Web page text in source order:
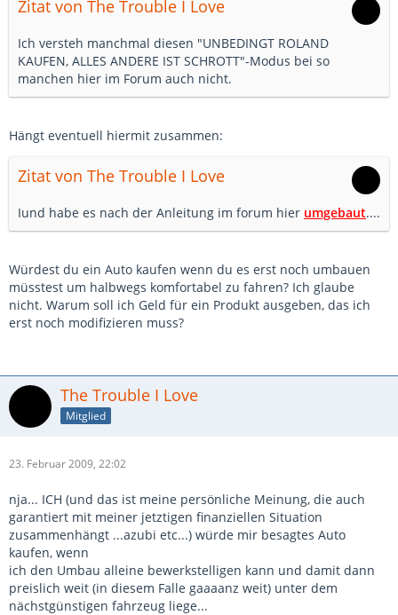
Zitat von The Trouble I Love
Ich versteh manchmal diesen "UNBEDINGT ROLAND
KAUFEN, ALLES ANDERE IST SCHROTT"-Modus bei so
manchen hier im Forum auch nicht.
Hängt eventuell hiermit zusammen:
Zitat von The Trouble I Love
Iund habe es nach der Anleitung im forum hier umgebaut....
Würdest du ein Auto kaufen wenn du es erst noch umbauen
müsstest um halbwegs komfortabel zu fahren? Ich glaube
nicht. Warum soll ich Geld für ein Produkt ausgeben, das ich
erst noch modifizieren muss?
The Trouble I Love
Mitglied
23. Februar 2009, 22:02
nja... ICH (und das ist meine persönliche Meinung, die auch
garantiert mit meiner jetztigen finanziellen Situation
zusammenhängt ...azubi etc...) würde mir besagtes Auto
kaufen, wenn
ich den Umbau alleine bewerkstelligen kann und damit dann
preislich weit (in diesem Falle gaaaanz weit) unter dem
nächstgünstigen fahrzeug liege...